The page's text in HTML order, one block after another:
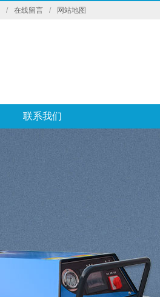
/ 在线留言 / 网站地图
联系我们